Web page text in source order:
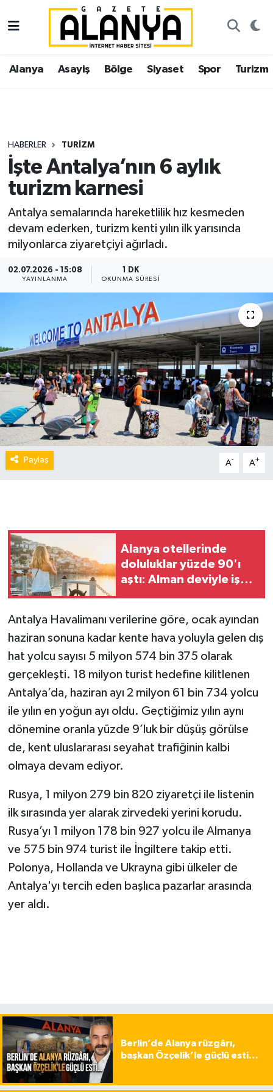
Alanya Asayiş Bölge Siyaset Spor Turizm
HABERLER TURIZM
İşte Antalya’nın 6 aylık
turizm karnesi
Antalya semalarında hareketlilik hız kesmeden
devam ederken, turizm kenti yılın ilk yarısında
milyonlarca ziyaretçiyi ağırladı.
02.07.2026 - 15:08
YAYINLANMA
1 DK
OKUNMA SÜRESI
Paylaş A- A+
Alanya otellerinde
doluluklar yüzde 90'ı
aştı: Alman deviyle iş
Antalya Havalimanı verilerine göre, ocak ayından
haziran sonuna kadar kente hava yoluyla gelen dış
hat yolcu sayısı 5 milyon 574 bin 375 olarak
gerçekleşti. 18 milyon turist hedefine kilitlenen
Antalya’da, haziran ayı 2 milyon 61 bin 734 yolcu
ile yılın en yoğun ayı oldu. Geçtiğimiz yılın aynı
dönemine oranla yüzde 9’luk bir düşüş görülse
de, kent uluslararası seyahat trafiğinin kalbi
olmaya devam ediyor.
Rusya, 1 milyon 279 bin 820 ziyaretçi ile listenin
ilk sırasında yer alarak zirvedeki yerini korudu.
Rusya’yı 1 milyon 178 bin 927 yolcu ile Almanya
ve 575 bin 974 turist ile İngiltere takip etti.
Polonya, Hollanda ve Ukrayna gibi ülkeler de
Antalya'yı tercih eden başlıca pazarlar arasında
yer aldı.
Berlin’de Alanya rüzgârı,
başkan Özçelik’le güçlü esti…
Alanya
Asayiş
Siyaset
Spor
Ekonomi
İstanbul Nöbetçi Eczaneler
İstanbul Hava Durumu
Süper Lig Puan Durumu ve Fikstür
Tüm Manşetler
Haber Arşivi